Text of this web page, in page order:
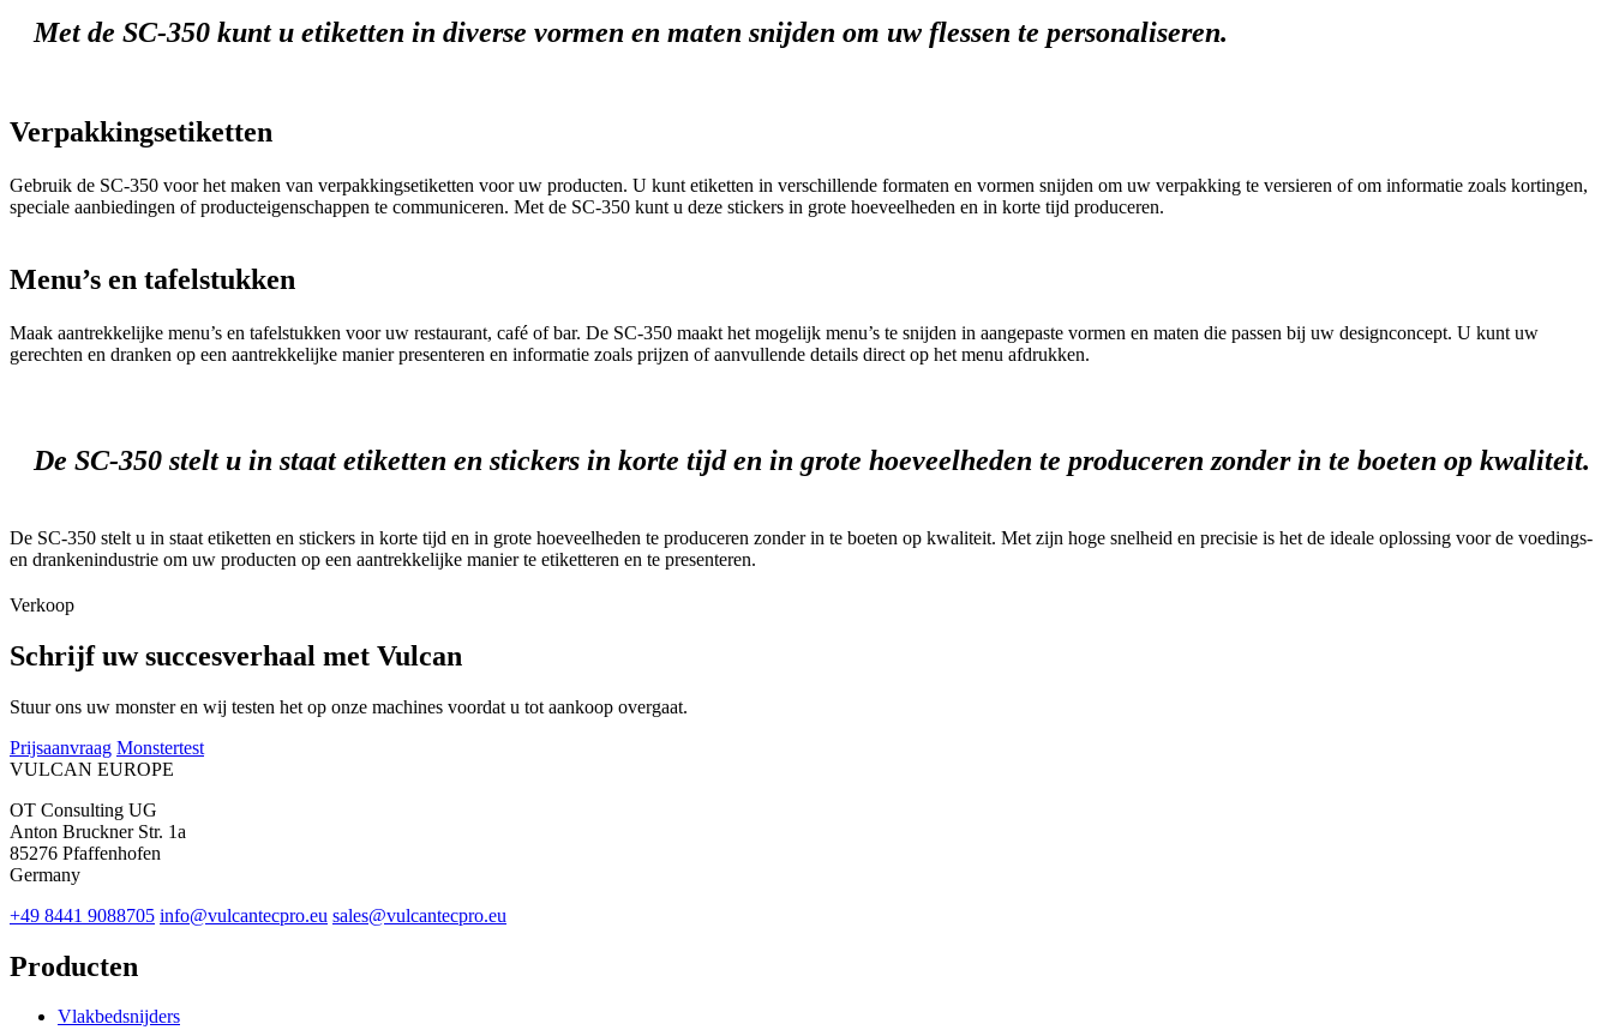
Met de SC-350 kunt u etiketten in diverse vormen en maten snijden om uw flessen te personaliseren.
Verpakkingsetiketten
Gebruik de SC-350 voor het maken van verpakkingsetiketten voor uw producten. U kunt etiketten in verschillende formaten en vormen snijden om uw verpakking te versieren of om informatie zoals kortingen,
speciale aanbiedingen of producteigenschappen te communiceren. Met de SC-350 kunt u deze stickers in grote hoeveelheden en in korte tijd produceren.
Menu’s en tafelstukken
Maak aantrekkelijke menu’s en tafelstukken voor uw restaurant, café of bar. De SC-350 maakt het mogelijk menu’s te snijden in aangepaste vormen en maten die passen bij uw designconcept. U kunt uw
gerechten en dranken op een aantrekkelijke manier presenteren en informatie zoals prijzen of aanvullende details direct op het menu afdrukken.
De SC-350 stelt u in staat etiketten en stickers in korte tijd en in grote hoeveelheden te produceren zonder in te boeten op kwaliteit.
De SC-350 stelt u in staat etiketten en stickers in korte tijd en in grote hoeveelheden te produceren zonder in te boeten op kwaliteit. Met zijn hoge snelheid en precisie is het de ideale oplossing voor de voedings-
en drankenindustrie om uw producten op een aantrekkelijke manier te etiketteren en te presenteren.
Verkoop
Schrijf uw succesverhaal met Vulcan
Stuur ons uw monster en wij testen het op onze machines voordat u tot aankoop overgaat.
Prijsaanvraag Monstertest
VULCAN EUROPE
OT Consulting UG
Anton Bruckner Str. 1a
85276 Pfaffenhofen
Germany
+49 8441 9088705 info@vulcantecpro.eu sales@vulcantecpro.eu
Producten
Vlakbedsnijders